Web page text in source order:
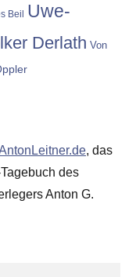
Beil
Uwe-
Derlath Von
, das
des
Anton G.